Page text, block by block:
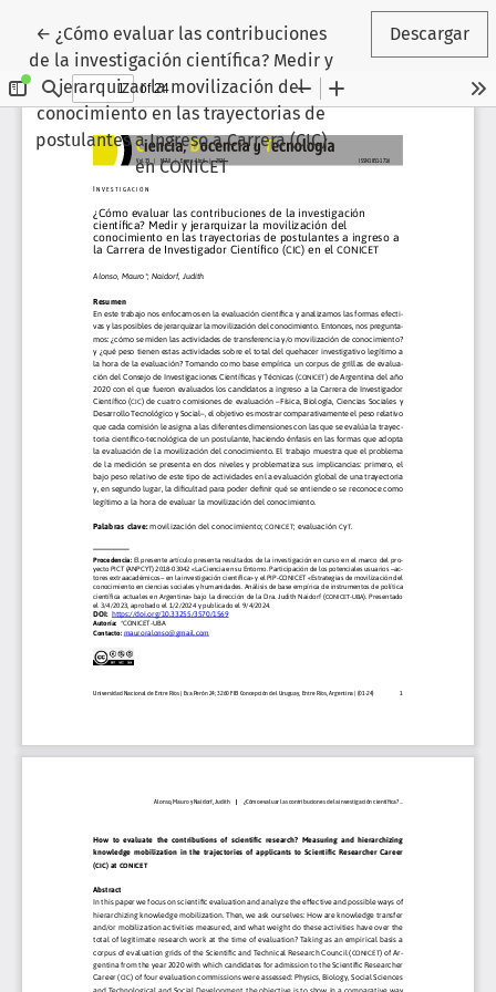
← Volver a los detalles del artículo
¿Cómo evaluar las contribuciones
de la investigación científica? Medir y
jerarquizar la movilización del
conocimiento en las trayectorias de
postulantes a Ingreso a Carrera (CIC)
en CONICET
Descargar